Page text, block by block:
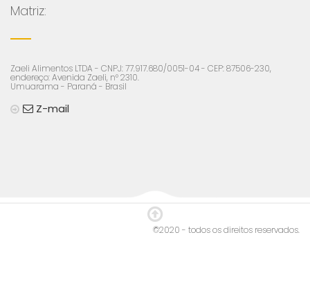
Matriz:
Zaeli Alimentos LTDA - CNPJ: 77.917.680/0051-04 - CEP: 87506-230,
endereço: Avenida Zaeli, n° 2310.
Umuarama - Paraná - Brasil
Z-mail
©2020 - todos os direitos reservados.